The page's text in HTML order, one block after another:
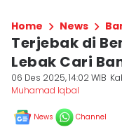
Home News
Terjebak di
Lebak Cari
06 Des 2025, 14:02 WIB
Muhamad Iqbal
News Channel